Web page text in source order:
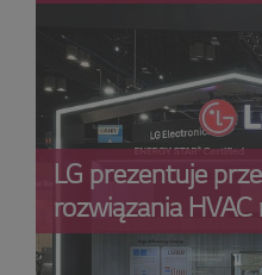
LG prezentuje
rozwiązania